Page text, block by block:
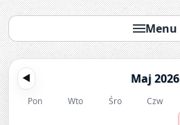
Menu
◀ Maj 2026
Pon Wto Śro Czw